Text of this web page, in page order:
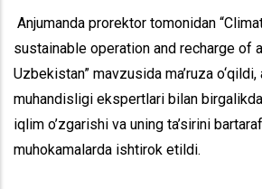
Anjumanda prorektor tomonidan
sustainable operation and recharge of
Uzbekistan” mavzusida ma’ruza
muhandisligi ekspertlari bilan
iqlim o’zgarishi va uning ta’sirini
muhokamalarda ishtirok etildi.